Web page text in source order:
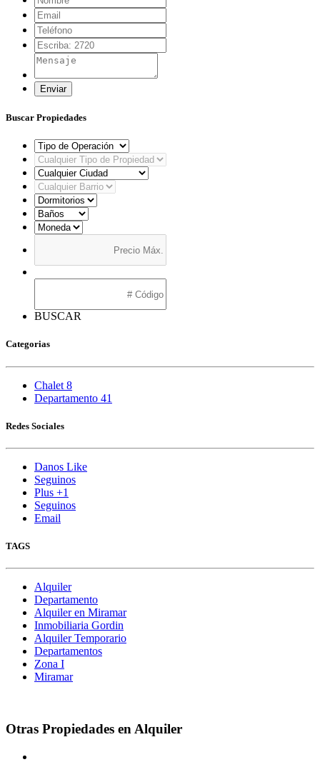
Enviar
Buscar Propiedades
BUSCAR
Categorias
Chalet 8
Departamento 41
Redes Sociales
Danos Like
Seguinos
Plus +1
Seguinos
Email
TAGS
Alquiler
Departamento
Alquiler en Miramar
Inmobiliaria Gordin
Alquiler Temporario
Departamentos
Zona I
Miramar
Otras Propiedades en Alquiler